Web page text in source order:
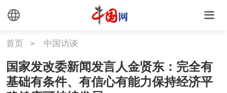
首页 > 中国访谈
国家发改委新闻发言人金贤东：完全有
基础有条件、有信心有能力保持经济平